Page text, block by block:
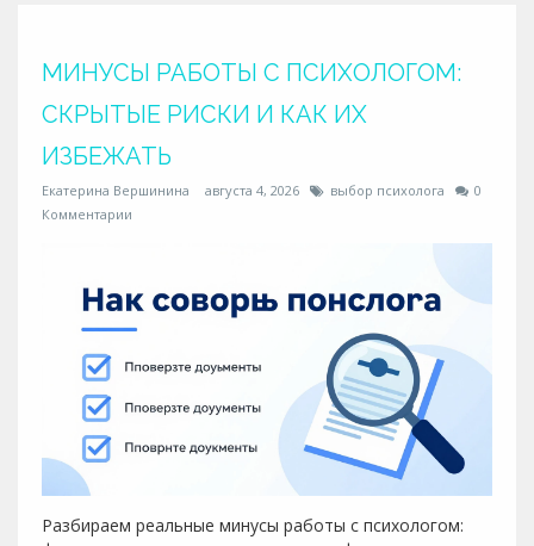
МИНУСЫ РАБОТЫ С ПСИХОЛОГОМ:
СКРЫТЫЕ РИСКИ И КАК ИХ
ИЗБЕЖАТЬ
Екатерина Вершинина августа 4, 2026 выбор психолога
0
Комментарии
Разбираем реальные минусы работы с психологом: